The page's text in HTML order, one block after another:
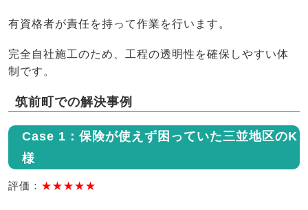
有資格者が責任を持って作業を行います。
完全自社施工のため、工程の透明性を確保しやすい体
制です。
筑前町での解決事例
Case 1：保険が使えず困っていた三並地区のK
様
評価： ★★★★★